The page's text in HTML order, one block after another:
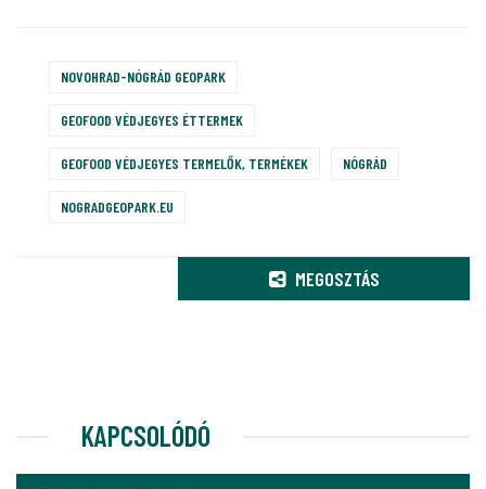
NOVOHRAD-NÓGRÁD GEOPARK
GEOFOOD VÉDJEGYES ÉTTERMEK
GEOFOOD VÉDJEGYES TERMELŐK, TERMÉKEK NÓGRÁD
NOGRADGEOPARK.EU
MEGOSZTÁS
KAPCSOLÓDÓ